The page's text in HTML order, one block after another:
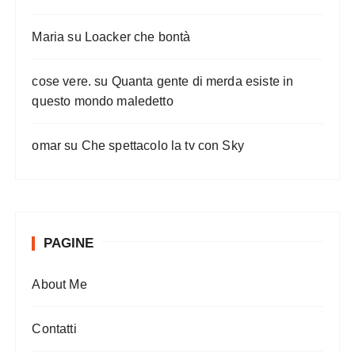
Maria su Loacker che bontà
cose vere. su Quanta gente di merda esiste in
questo mondo maledetto
omar su Che spettacolo la tv con Sky
PAGINE
About Me
Contatti